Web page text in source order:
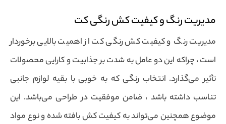
مدیریت رنگ و کیفیت کش رنگی کت
مدیریت رنگ و کیفیت کش رنگی کت از اهمیت بالایی برخوردار
است ، چراکه این دو عامل به شدت بر جذابیت و کارایی محصولات
تأثیر می‌گذارد. انتخاب رنگی که به خوبی با بقیه لوازم جانبی
تناسب داشته باشد ، ضامن موفقیت در طراحی می‌باشد. این
موضوع همچنین می‌تواند به کیفیت کش بافته شده و نوع مواد